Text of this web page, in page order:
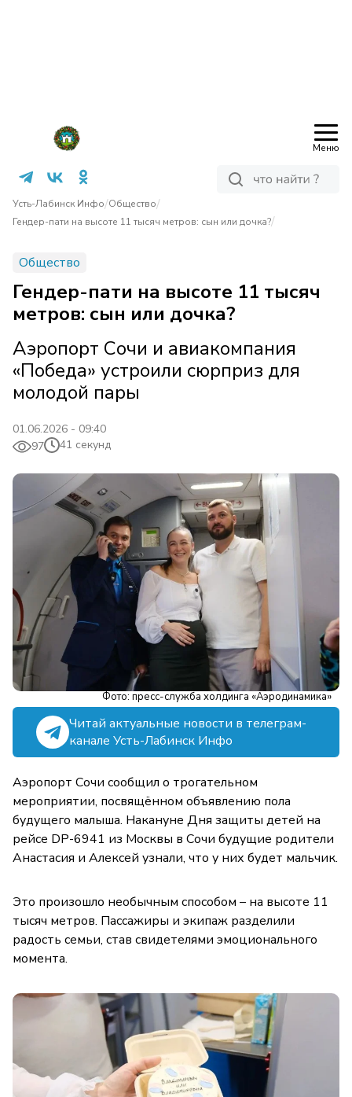
Меню
Усть-Лабинск Инфо/Общество/
Гендер-пати на высоте 11 тысяч метров: сын или дочка?/
Общество
Гендер-пати на высоте 11 тысяч
метров: сын или дочка?
Аэропорт Сочи и авиакомпания
«Победа» устроили сюрприз для
молодой пары
01.06.2026 - 09:40
97
41 секунд
Фото: пресс-служба холдинга «Аэродинамика»
Читай актуальные новости в телеграм-
канале Усть-Лабинск Инфо
Аэропорт Сочи сообщил о трогательном
мероприятии, посвящённом объявлению пола
будущего малыша. Накануне Дня защиты детей на
рейсе DP-6941 из Москвы в Сочи будущие родители
Анастасия и Алексей узнали, что у них будет мальчик.
Это произошло необычным способом – на высоте 11
тысяч метров. Пассажиры и экипаж разделили
радость семьи, став свидетелями эмоционального
момента.